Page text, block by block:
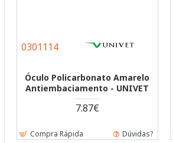
0301114
Óculo Policarbonato Amarelo
Antiembaciamento - UNIVET
7.87€
Compra Rápida Dúvidas?